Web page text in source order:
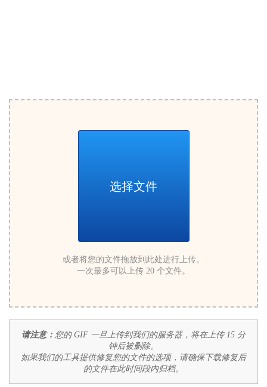
选择文件
或者将您的文件拖放到此处进行上传。
一次最多可以上传 20 个文件。
请注意： 您的 GIF 一旦上传到我们的服务器，将在上传 15 分
钟后被删除。
如果我们的工具提供修复您的文件的选项，请确保下载修复后
的文件在此时间段内归档。